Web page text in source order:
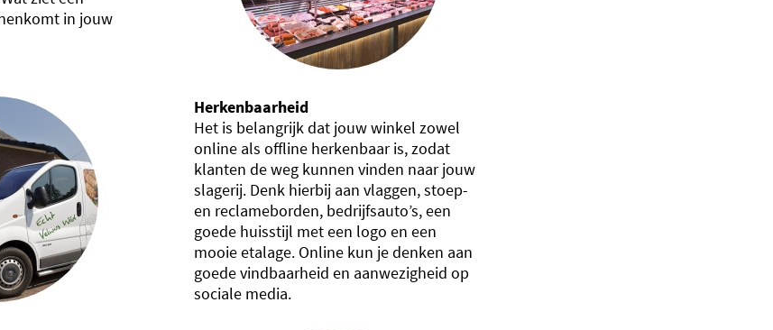
in jouw
Herkenbaarheid
Het is belangrijk dat jouw winkel zowel
online als offline herkenbaar is, zodat
klanten de weg kunnen vinden naar jouw
slagerij. Denk hierbij aan vlaggen, stoep-
en reclameborden, bedrijfsauto’s, een
goede huisstijl met een logo en een
mooie etalage. Online kun je denken aan
goede vindbaarheid en aanwezigheid op
sociale media.